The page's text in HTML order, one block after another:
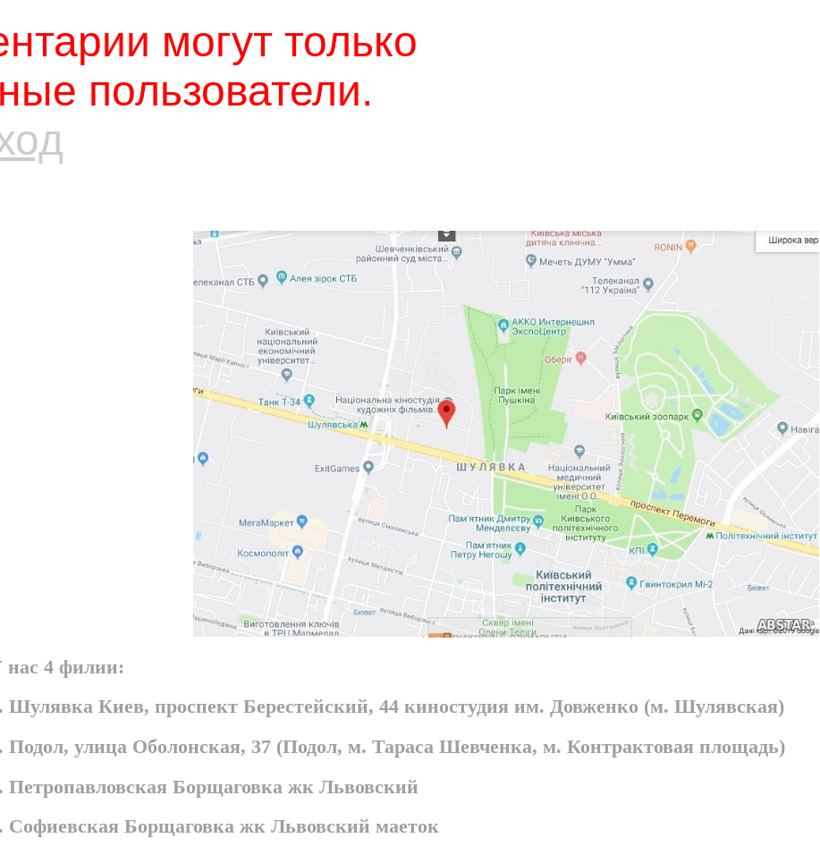
могут только
пользователи.
нас 4 филии:
Шулявка Киев, проспект Берестейский, 44 киностудия им. Довженко (м. Шулявская)
Подол, улица Оболонская, 37 (Подол, м. Тараса Шевченка, м. Контрактовая площадь)
Петропавловская Борщаговка жк Львовский
Софиевская Борщаговка жк Львовский маеток